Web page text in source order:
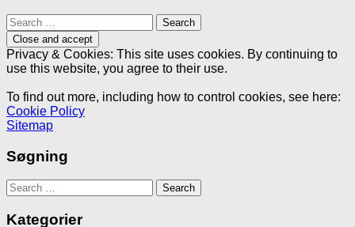
Search
for:
Privacy & Cookies: This site uses cookies. By continuing to
use this website, you agree to their use.
To find out more, including how to control cookies, see here:
Cookie Policy
Sitemap
Søgning
Search
for:
Kategorier